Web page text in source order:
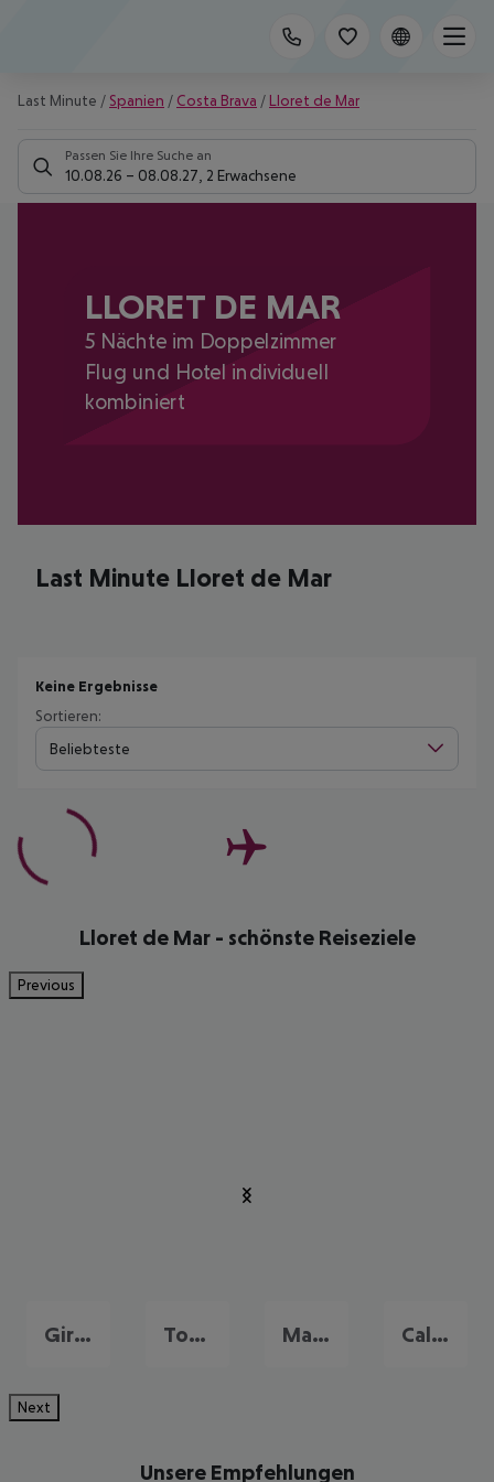
Last Minute / Spanien / Costa Brava / Lloret de Mar
Passen Sie Ihre Suche an
10.08.26 – 08.08.27 2 Erwachsene
LLORET DE MAR
5 Nächte im Doppelzimmer
Flug und Hotel individuell
kombiniert
Last Minute Lloret de Mar
Keine Ergebnisse
Sortieren:
Beliebteste
Lloret de Mar - schönste Reiseziele
Previous
Girona Tossa de Mar Malgrat de Mar Calella
Next
Unsere Empfehlungen